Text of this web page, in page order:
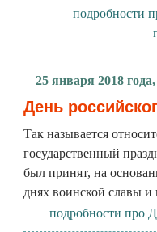
подробности
25 января 2018
День
Так называется
государственный
был принят, на
днях воинской славы и
подробности про